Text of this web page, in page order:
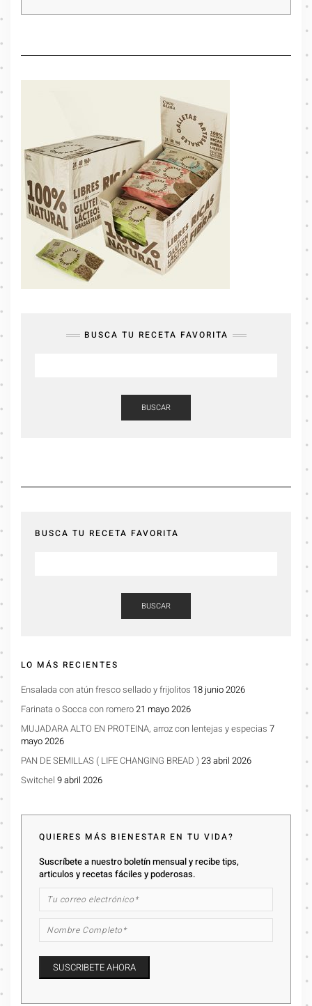
BUSCA TU RECETA FAVORITA
BUSCAR
BUSCA TU RECETA FAVORITA
BUSCAR
LO MÁS RECIENTES
Ensalada con atún fresco sellado y frijolitos 18 junio 2026
Farinata o Socca con romero21 mayo 2026
MUJADARA ALTO EN PROTEINA, arroz con lentejas y especias 7
mayo 2026
PAN DE SEMILLAS ( LIFE CHANGING BREAD )23 abril 2026
Switchel 9 abril 2026
QUIERES MÁS BIENESTAR EN TU VIDA?
Suscríbete a nuestro boletín mensual y recibe tips,
articulos y recetas fáciles y poderosas.